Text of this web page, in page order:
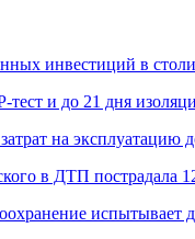
инвестиций в
и до 21 дня
затрат на
в ДТП пострадала
испытывает